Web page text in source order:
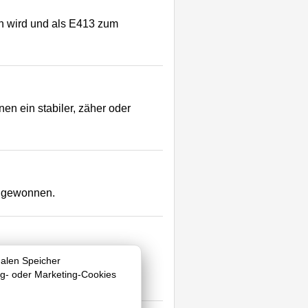
Speicher
oder Marketing-Cookies
wird und als E413 zum
ein stabiler, zäher oder
oder Granulatform